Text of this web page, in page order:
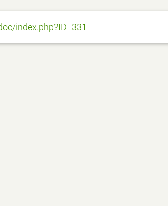
index.php?ID=331